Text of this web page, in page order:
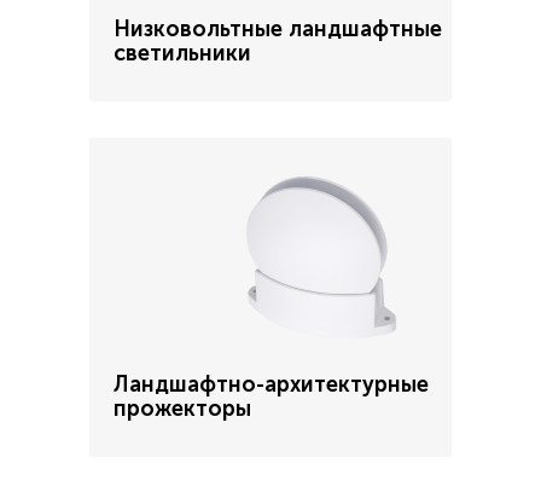
Низковольтные ландшафтные
светильники
Ландшафтно-архитектурные
прожекторы